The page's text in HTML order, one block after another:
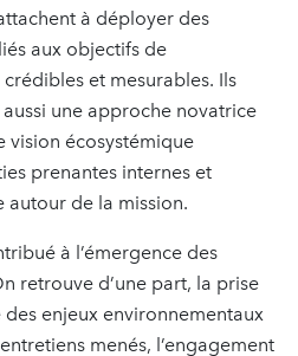
à déployer des
aux objectifs de
et mesurables. Ils
une approche novatrice
vision écosystémique
prenantes internes et
autour de la mission.
à l’émergence des
retrouve d’une part, la prise
enjeux environnementaux
menés, l’engagement